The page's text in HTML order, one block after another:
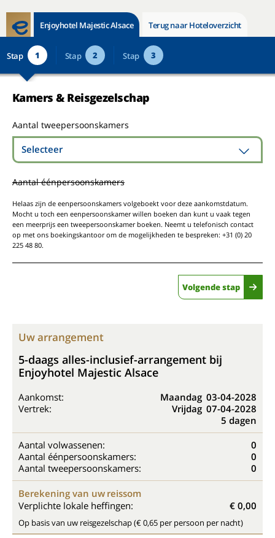
Enjoyhotel Majestic Alsace Terug naar Hoteloverzicht
Stap 1 Stap 2 Stap 3
Kamers & Reisgezelschap
Aantal tweepersoonskamers
Selecteer
Aantal éénpersoonskamers
Helaas zijn de eenpersoonskamers volgeboekt voor deze aankomstdatum.
Mocht u toch een eenpersoonskamer willen boeken dan kunt u vaak tegen
een meerprijs een tweepersoonskamer boeken. Neemt u telefonisch contact
op met ons boekingskantoor om de mogelijkheden te bespreken: +31 (0) 20
225 48 80.
Volgende stap
Uw arrangement
5-daags alles-inclusief-arrangement bij
Enjoyhotel Majestic Alsace
Aankomst: Maandag 03-04-2028
Vertrek:
Vrijdag 07-04-2028
5 dagen
Aantal volwassenen:
0
Aantal éénpersoonskamers:
0
Aantal tweepersoonskamers:
0
Berekening van uw reissom
Verplichte lokale heffingen:
€ 0,00
Op basis van uw reisgezelschap (€ 0,65 per persoon per nacht)